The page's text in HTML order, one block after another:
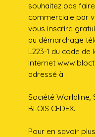
souhaitez pas
commerciale par
vous inscrire
au démarchage
L223-1 du code
Internet
adressé à :
Société Worldline,
BLOIS CEDEX.
Pour en savoir